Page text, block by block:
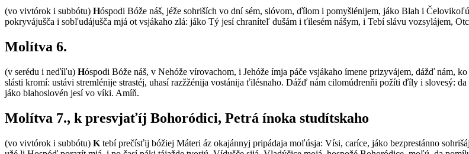
(vo vivtórok i subbótu) Hóspodi Bóže náš, jéže sohriších vo dní sém, slóvom, ďílom i pomyšlénijem, jáko Blah i
pokryvájušča i sobľudájušča mjá ot vsjákaho zlá: jáko Tý jesí chraníteľ dušám i ťilesém nášym, i Tebí slávu vozsylájem,
Molítva 6.
(v serédu i neďíľu) Hóspodi Bóže náš, v Nehóže vírovachom, i Jehóže ímja páče vsjákaho ímene prizyvájem, dážď nám,
slásti kromí: ustávi stremlénije strastéj, uhasí razžžénija vostánija ťilésnaho. Dážď nám cilomúdrenňi požíti ďíly i slovesý:
jáko blahoslovén jesí vo víki. Amíň.
Molítva 7., k presvjaťíj Bohoródici, Petrá ínoka studítskaho
(vo vivtórok i subbótu) K tebí prečísťij bóžiej Máteri áz okajánnyj pripádaja moľúsja: Vísi, caríce, jáko bezprestánno